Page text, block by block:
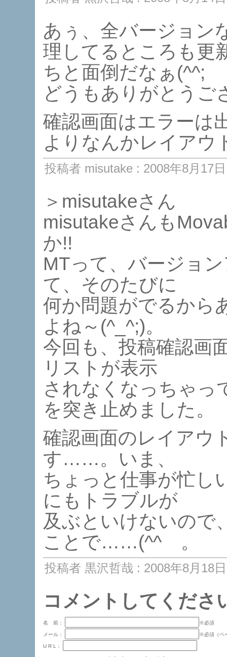
あぅ、全バージョ
理してるところも
ちと面倒だなぁ(^^;
どうもありがとうご
確認画面はエラーは
よりなんかレイア
投稿者 misutake : 2008年8月17
＞misutakeさん
misutakeさんも
か!!
MTって、バージョ
て、そのたびに
何か問題がでるから
よね～(^_^;)。
今回も、投稿確認画
リストが表示
されなくなっちゃっ
を突き止めました。
確認画面のレイアウ
す……。いま、
ちょっと仕事が忙し
にもトラブルが
及ぶといけないので
ことで……(^^ゞ。
投稿者 黒沢哲哉 : 2008年8月18
コメントしてくださ
名 前： ※必須
メール： ※必須（ペ
U R L：